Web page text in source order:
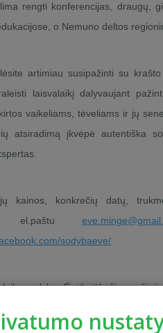
rengti konferencijas, draugų,
o Nemuno deltos
artimiau susipažinti su
laisvalaikį dalyvaujant
vaikeliams, tėveliams ir jų
atsiradimą įkvėpė autentiška
kainos, konkrečių datų,
el.paštu
sodybaeve/
sodyba „Ėvė“ siūlo šias
Lietuvos žymės“ – pažintis su